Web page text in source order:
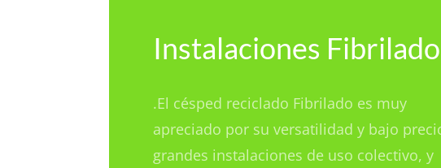
Instalaciones Fibrilado
.El césped reciclado Fibrilado es muy
apreciado por su versatilidad y bajo
grandes instalaciones de uso colectivo, y